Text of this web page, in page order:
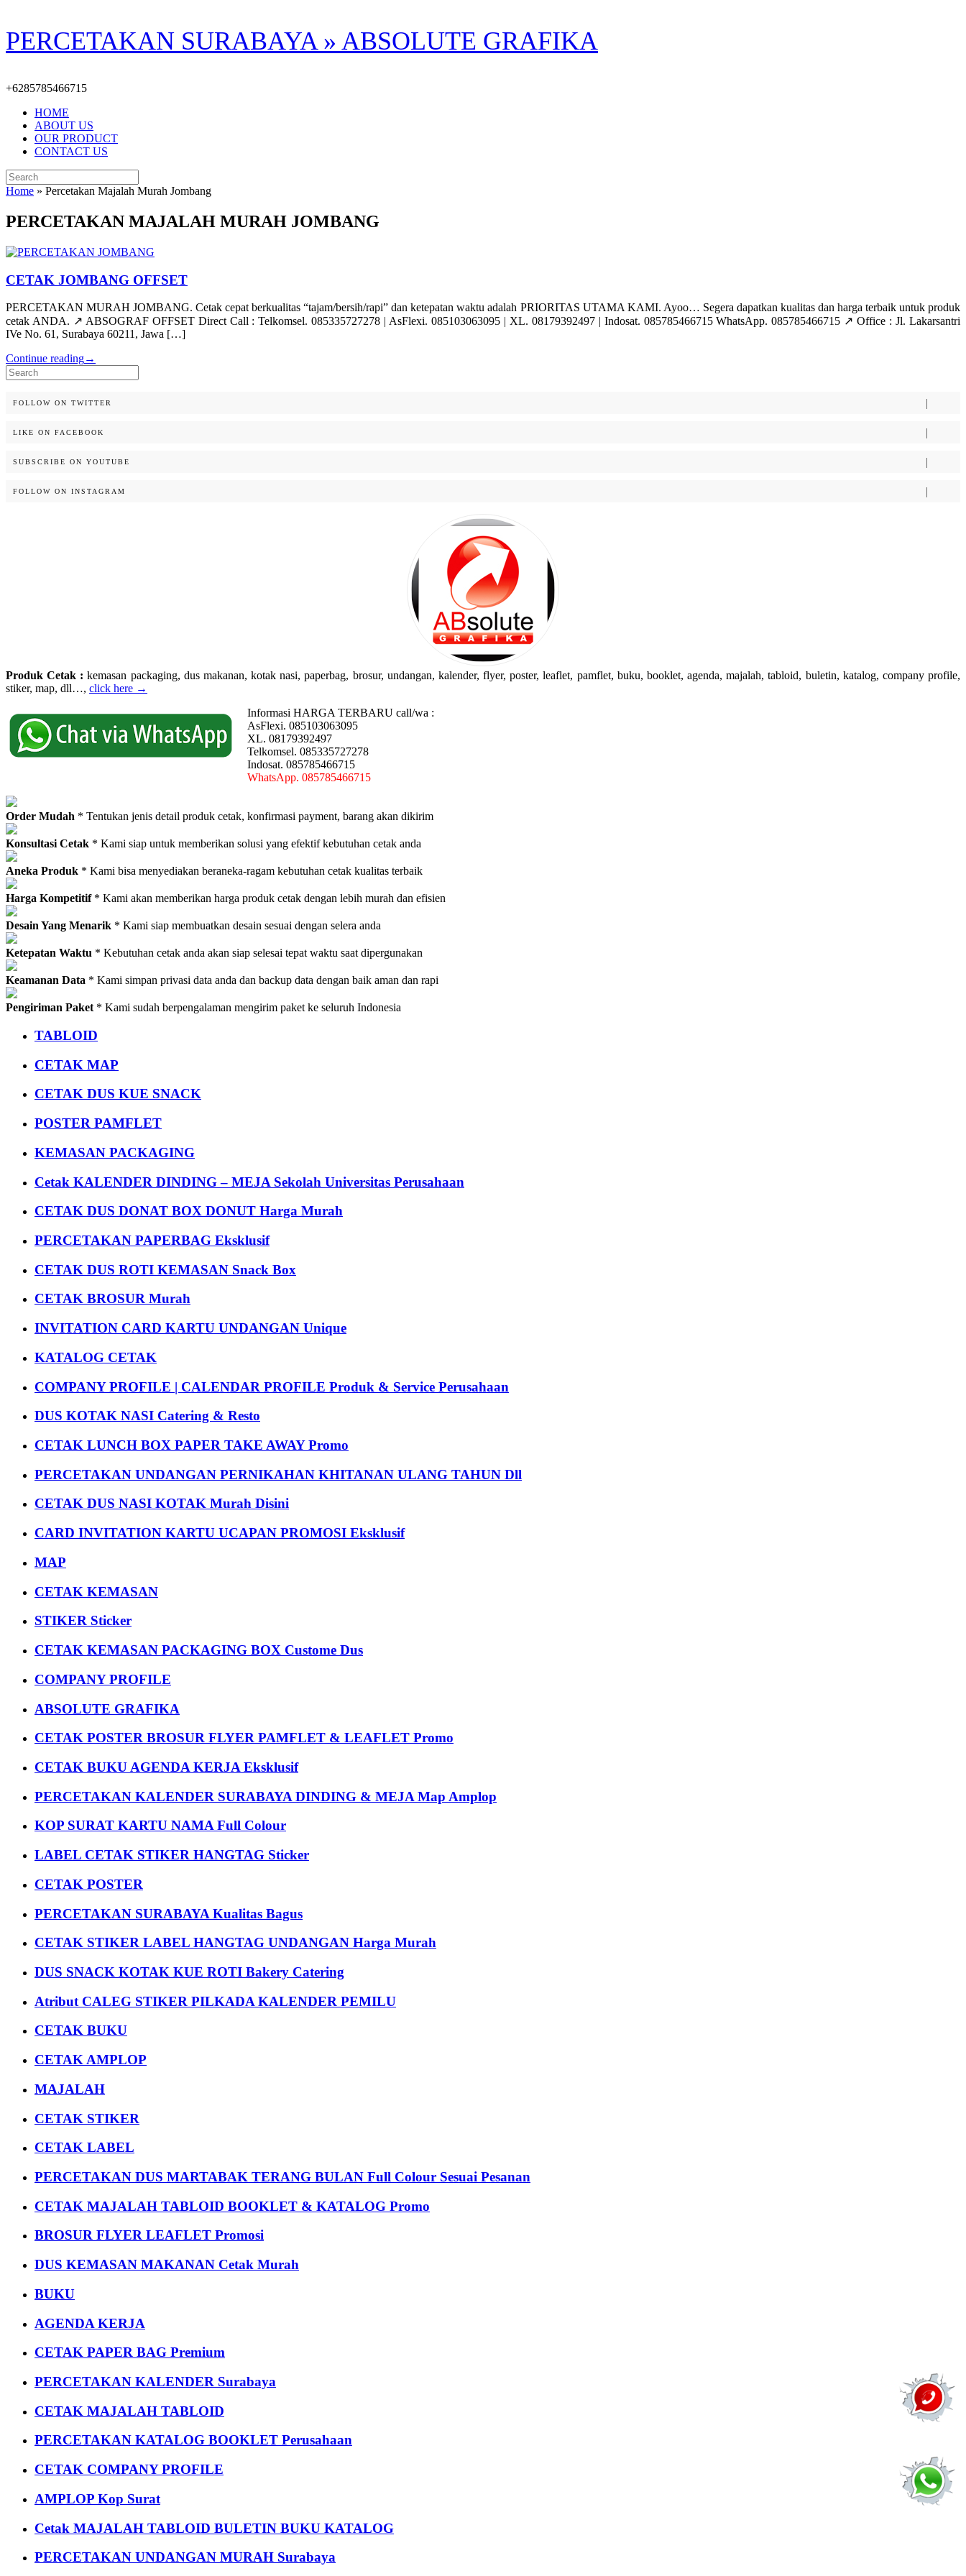
Skip
to
content
PERCETAKAN SURABAYA » ABSOLUTE GRAFIKA
+6285785466715
HOME
ABOUT US
OUR PRODUCT
CONTACT US
Search
for:
Home » Percetakan Majalah Murah Jombang
PERCETAKAN MAJALAH MURAH JOMBANG
CETAK JOMBANG OFFSET
PERCETAKAN MURAH JOMBANG. Cetak cepat berkualitas “tajam/bersih/rapi” dan ketepatan waktu adalah PRIORITAS UTAMA KAMI. Ayoo… Segera dapatkan kualitas dan harga terbaik untuk produk
cetak ANDA. ↗️ ABSOGRAF OFFSET Direct Call : Telkomsel. 085335727278 | AsFlexi. 085103063095 | XL. 08179392497 | Indosat. 085785466715 WhatsApp. 085785466715 ↗️ Office : Jl. Lakarsantri
IVe No. 61, Surabaya 60211, Jawa […]
Continue reading→
Search
for:
FOLLOW ON TWITTER
LIKE ON FACEBOOK
SUBSCRIBE ON YOUTUBE
FOLLOW ON INSTAGRAM
Produk Cetak : kemasan packaging, dus makanan, kotak nasi, paperbag, brosur, undangan, kalender, flyer, poster, leaflet, pamflet, buku, booklet, agenda, majalah, tabloid, buletin, katalog, company profile,
stiker, map, dll…, click here →
Informasi HARGA TERBARU call/wa :
AsFlexi. 085103063095
XL. 08179392497
Telkomsel. 085335727278
Indosat. 085785466715
WhatsApp. 085785466715
Order Mudah * Tentukan jenis detail produk cetak, konfirmasi payment, barang akan dikirim
Konsultasi Cetak * Kami siap untuk memberikan solusi yang efektif kebutuhan cetak anda
Aneka Produk * Kami bisa menyediakan beraneka-ragam kebutuhan cetak kualitas terbaik
Harga Kompetitif* Kami akan memberikan harga produk cetak dengan lebih murah dan efisien
Desain Yang Menarik * Kami siap membuatkan desain sesuai dengan selera anda
Ketepatan Waktu * Kebutuhan cetak anda akan siap selesai tepat waktu saat dipergunakan
Keamanan Data * Kami simpan privasi data anda dan backup data dengan baik aman dan rapi
Pengiriman Paket * Kami sudah berpengalaman mengirim paket ke seluruh Indonesia
TABLOID
CETAK MAP
CETAK DUS KUE SNACK
POSTER PAMFLET
KEMASAN PACKAGING
Cetak KALENDER DINDING – MEJA Sekolah Universitas Perusahaan
CETAK DUS DONAT BOX DONUT Harga Murah
PERCETAKAN PAPERBAG Eksklusif
CETAK DUS ROTI KEMASAN Snack Box
CETAK BROSUR Murah
INVITATION CARD KARTU UNDANGAN Unique
KATALOG CETAK
COMPANY PROFILE | CALENDAR PROFILE Produk & Service Perusahaan
DUS KOTAK NASI Catering & Resto
CETAK LUNCH BOX PAPER TAKE AWAY Promo
PERCETAKAN UNDANGAN PERNIKAHAN KHITANAN ULANG TAHUN Dll
CETAK DUS NASI KOTAK Murah Disini
CARD INVITATION KARTU UCAPAN PROMOSI Eksklusif
MAP
CETAK KEMASAN
STIKER Sticker
CETAK KEMASAN PACKAGING BOX Custome Dus
COMPANY PROFILE
ABSOLUTE GRAFIKA
CETAK POSTER BROSUR FLYER PAMFLET & LEAFLET Promo
CETAK BUKU AGENDA KERJA Eksklusif
PERCETAKAN KALENDER SURABAYA DINDING & MEJA Map Amplop
KOP SURAT KARTU NAMA Full Colour
LABEL CETAK STIKER HANGTAG Sticker
CETAK POSTER
PERCETAKAN SURABAYA Kualitas Bagus
CETAK STIKER LABEL HANGTAG UNDANGAN Harga Murah
DUS SNACK KOTAK KUE ROTI Bakery Catering
Atribut CALEG STIKER PILKADA KALENDER PEMILU
CETAK BUKU
CETAK AMPLOP
MAJALAH
CETAK STIKER
CETAK LABEL
PERCETAKAN DUS MARTABAK TERANG BULAN Full Colour Sesuai Pesanan
CETAK MAJALAH TABLOID BOOKLET & KATALOG Promo
BROSUR FLYER LEAFLET Promosi
DUS KEMASAN MAKANAN Cetak Murah
BUKU
AGENDA KERJA
CETAK PAPER BAG Premium
PERCETAKAN KALENDER Surabaya
CETAK MAJALAH TABLOID
PERCETAKAN KATALOG BOOKLET Perusahaan
CETAK COMPANY PROFILE
AMPLOP Kop Surat
Cetak MAJALAH TABLOID BULETIN BUKU KATALOG
PERCETAKAN UNDANGAN MURAH Surabaya